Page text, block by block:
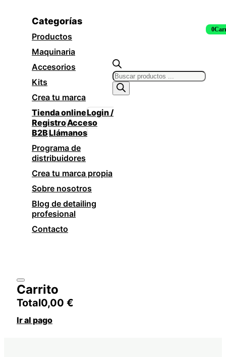
Categorías
Productos
Maquinaria
Accesorios
Kits
Crea tu marca
Tienda onlineLogin /
RegistroAcceso
B2BLlámanos
Programa de
distribuidores
Crea tu marca propia
Sobre nosotros
Blog de detailing
profesional
Contacto
Products
search
0
Carrito
Total0,00 €
Ir al pago